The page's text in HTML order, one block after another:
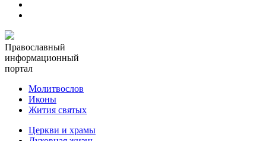
Православный
информационный
портал
Молитвослов
Иконы
Жития святых
Церкви и храмы